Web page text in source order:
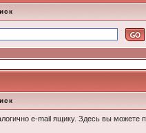
e-mail ящику. Здесь вы можете